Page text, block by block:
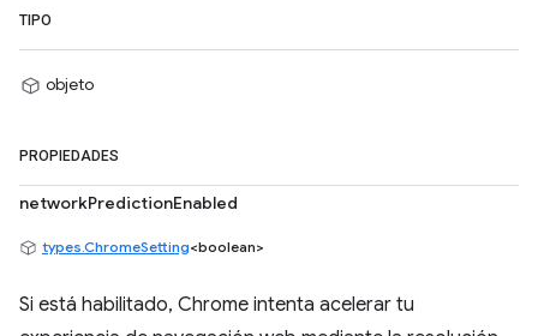
TIPO
objeto
PROPIEDADES
networkPredictionEnabled
types.ChromeSetting<boolean>
Si está habilitado, Chrome intenta acelerar tu